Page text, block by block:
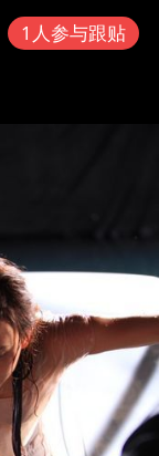
1人参与跟贴